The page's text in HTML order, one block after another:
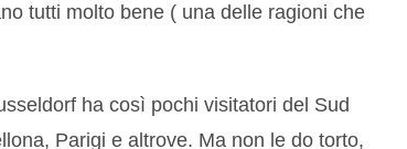
tutti molto bene ( una delle ragioni che
ha così pochi visitatori del Sud
Parigi e altrove. Ma non le do torto,